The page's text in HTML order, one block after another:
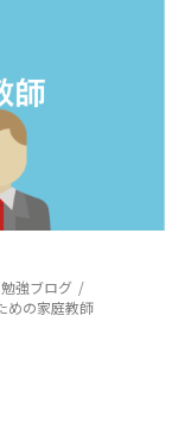
強ブログ
めの家庭教師